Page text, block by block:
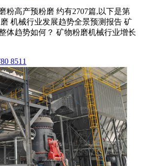
粉高产预粉磨 约有2707篇,以下是第
机械行业发展趋势全景预测报告 矿
体趋势如何？ 矿物粉磨机械行业增长
8511